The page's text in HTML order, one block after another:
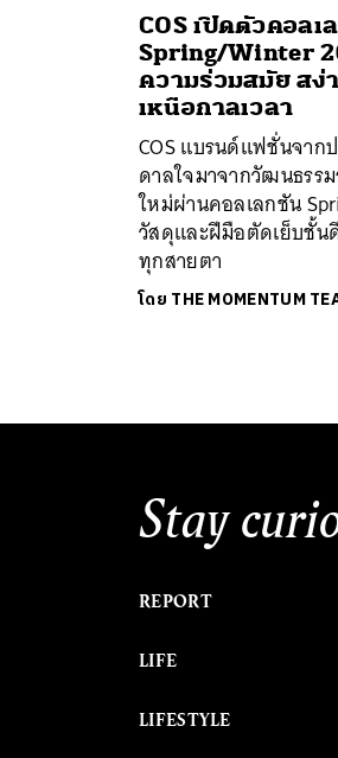
COS เปิดตัวคอลเ
Spring/Winter
ความร่วมสมัย สง่
เหนือกาลเวลา
COS แบรนด์แฟชั่นจาก
ดาลใจมาจากวัฒนธรร
ใหม่ผ่านคอลเลกชัน
วัสดุและฝีมือตัดเย็บชั้น
ทุกสายตา
โดย THE MOMENTUM
Stay
REPORT
LIFE
LIFESTYLE